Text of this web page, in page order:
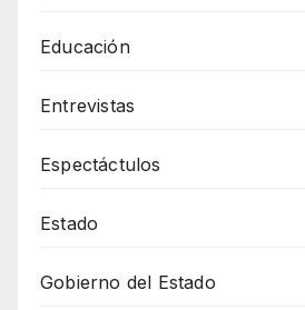
Educación
Entrevistas
Espectáctulos
Estado
Gobierno del Estado